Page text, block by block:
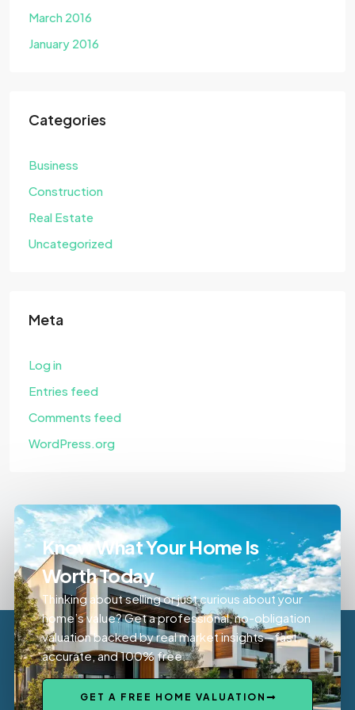
March 2016
January 2016
Categories
Business
Construction
Real Estate
Uncategorized
Meta
Log in
Entries feed
Comments feed
WordPress.org
Know What Your Home Is
Worth Today
Thinking about selling or just curious about your
home’s value? Get a professional, no-obligation
valuation backed by real market insights—fast,
accurate, and 100% free.
GET A FREE HOME VALUATION